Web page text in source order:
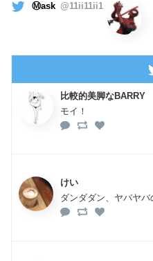
Ⓜ︎ask @11ii11ii1
比較的美脚なBARRY
モイ！
けい
ダンダダン、ヤバヤバ